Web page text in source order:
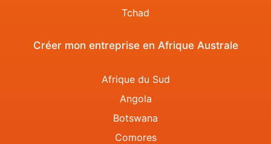
Tchad
Créer mon entreprise en Afrique Australe
Afrique du Sud
Angola
Botswana
Comores